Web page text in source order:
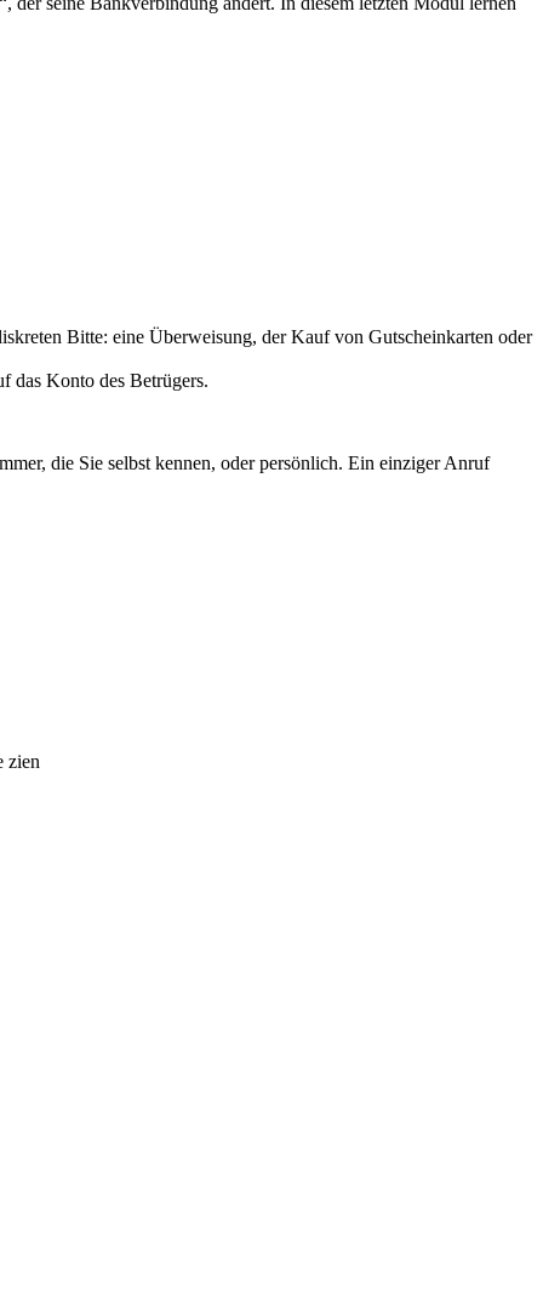
Bitte: eine Überweisung, der Kauf von Gutscheinkarten oder
das Konto des Betrügers.
die Sie selbst kennen, oder persönlich. Ein einziger Anruf
zien